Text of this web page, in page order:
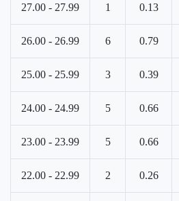
27.00 - 27.99 1 0.13
26.00 - 26.99 6 0.79
25.00 - 25.99 3 0.39
24.00 - 24.99 5 0.66
23.00 - 23.99 5 0.66
22.00 - 22.99 2 0.26